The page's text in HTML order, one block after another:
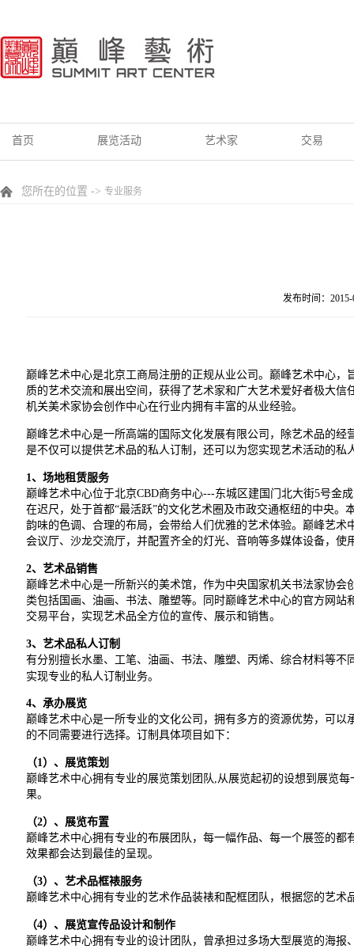
首页 展览活动 艺术家 交易
您所在的位置 -> 专业服务
发布时间：2015-
巅峰艺术中心是北京工商局注册的正规从业公司。巅峰艺术中心
质的艺术交流和展出空间，获得了艺术家和广大艺术爱好者极大
机关美术家协会创作中心在行业内拥有丰富的从业经验。
巅峰艺术中心是一所高端的国际文化发展有限公司，除艺术品的
是不仅可以提供艺术品的私人订制，还可以为您实现艺术活动的私
1、场地租赁服务
巅峰艺术中心位于北京CBD商务中心---东城区建国门北大街5号金
在迟尺，处于首都“最活跃”的文化艺术圈及市政交通枢纽的中央
韵味的色调、合理的布局，会带给人们优雅的艺术体验。巅峰艺
会议厅、沙龙交流厅，并配置齐全的灯光、音响等多媒体设备，
2、艺术品销售
巅峰艺术中心是一所新兴的美术馆，作为中央国家机关书法家协
类包括国画、油画、书法、雕塑等。同时巅峰艺术中心的官方网
交易平台，实现艺术品全方位的宣传、展示和销售。
3、艺术品私人订制
有分别擅长水墨、工笔、油画、书法、雕塑、丙烯、综合材料等
实现专业的私人订制业务。
4、承办展览
巅峰艺术中心是一所专业的文化公司，拥有多方的资源优势，可
的不同需要进行选择。订制具体项目如下：
（1）、展览策划
巅峰艺术中心拥有专业的展览策划团队,从展览起初的设想到展览
果。
（2）、展览布置
巅峰艺术中心拥有专业的布展团队，每一幅作品、每一个展签的
效果都会达到最佳的呈现。
（3）、艺术品框裱服务
巅峰艺术中心拥有专业的艺术作品装裱和配框团队，根据您的艺
（4）、展览宣传品设计和制作
巅峰艺术中心拥有专业的设计团队，曾承担过多场大型展览的海